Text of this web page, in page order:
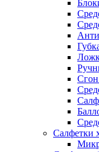
Сгон
Салфетки